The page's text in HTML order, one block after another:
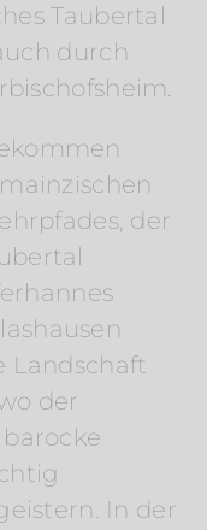
Taubertal
durch
der
Landschaft
der
In der